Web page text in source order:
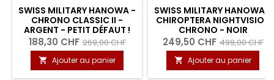
SWISS MILITARY HANOWA -
CHRONO CLASSIC II -
ARGENT - PETIT DÉFAUT !
188,30 CHF 269,00 CHF
 Ajouter au panier
SWISS MILITARY HANOWA -
CHIROPTERA NIGHTVISION
CHRONO - NOIR
249,50 CHF 499,00 CHF
 Ajouter au panier